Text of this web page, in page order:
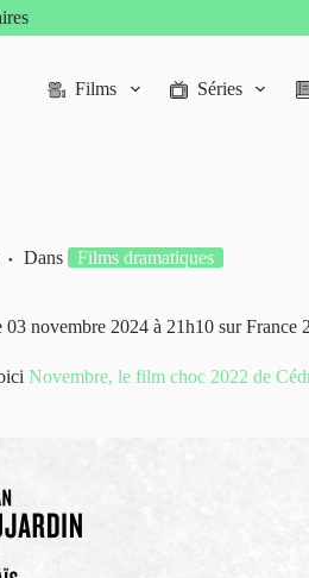
Films Séries
Dans Films dramatiques
novembre 2024 à 21h10 sur France
Novembre, le film choc 2022 de